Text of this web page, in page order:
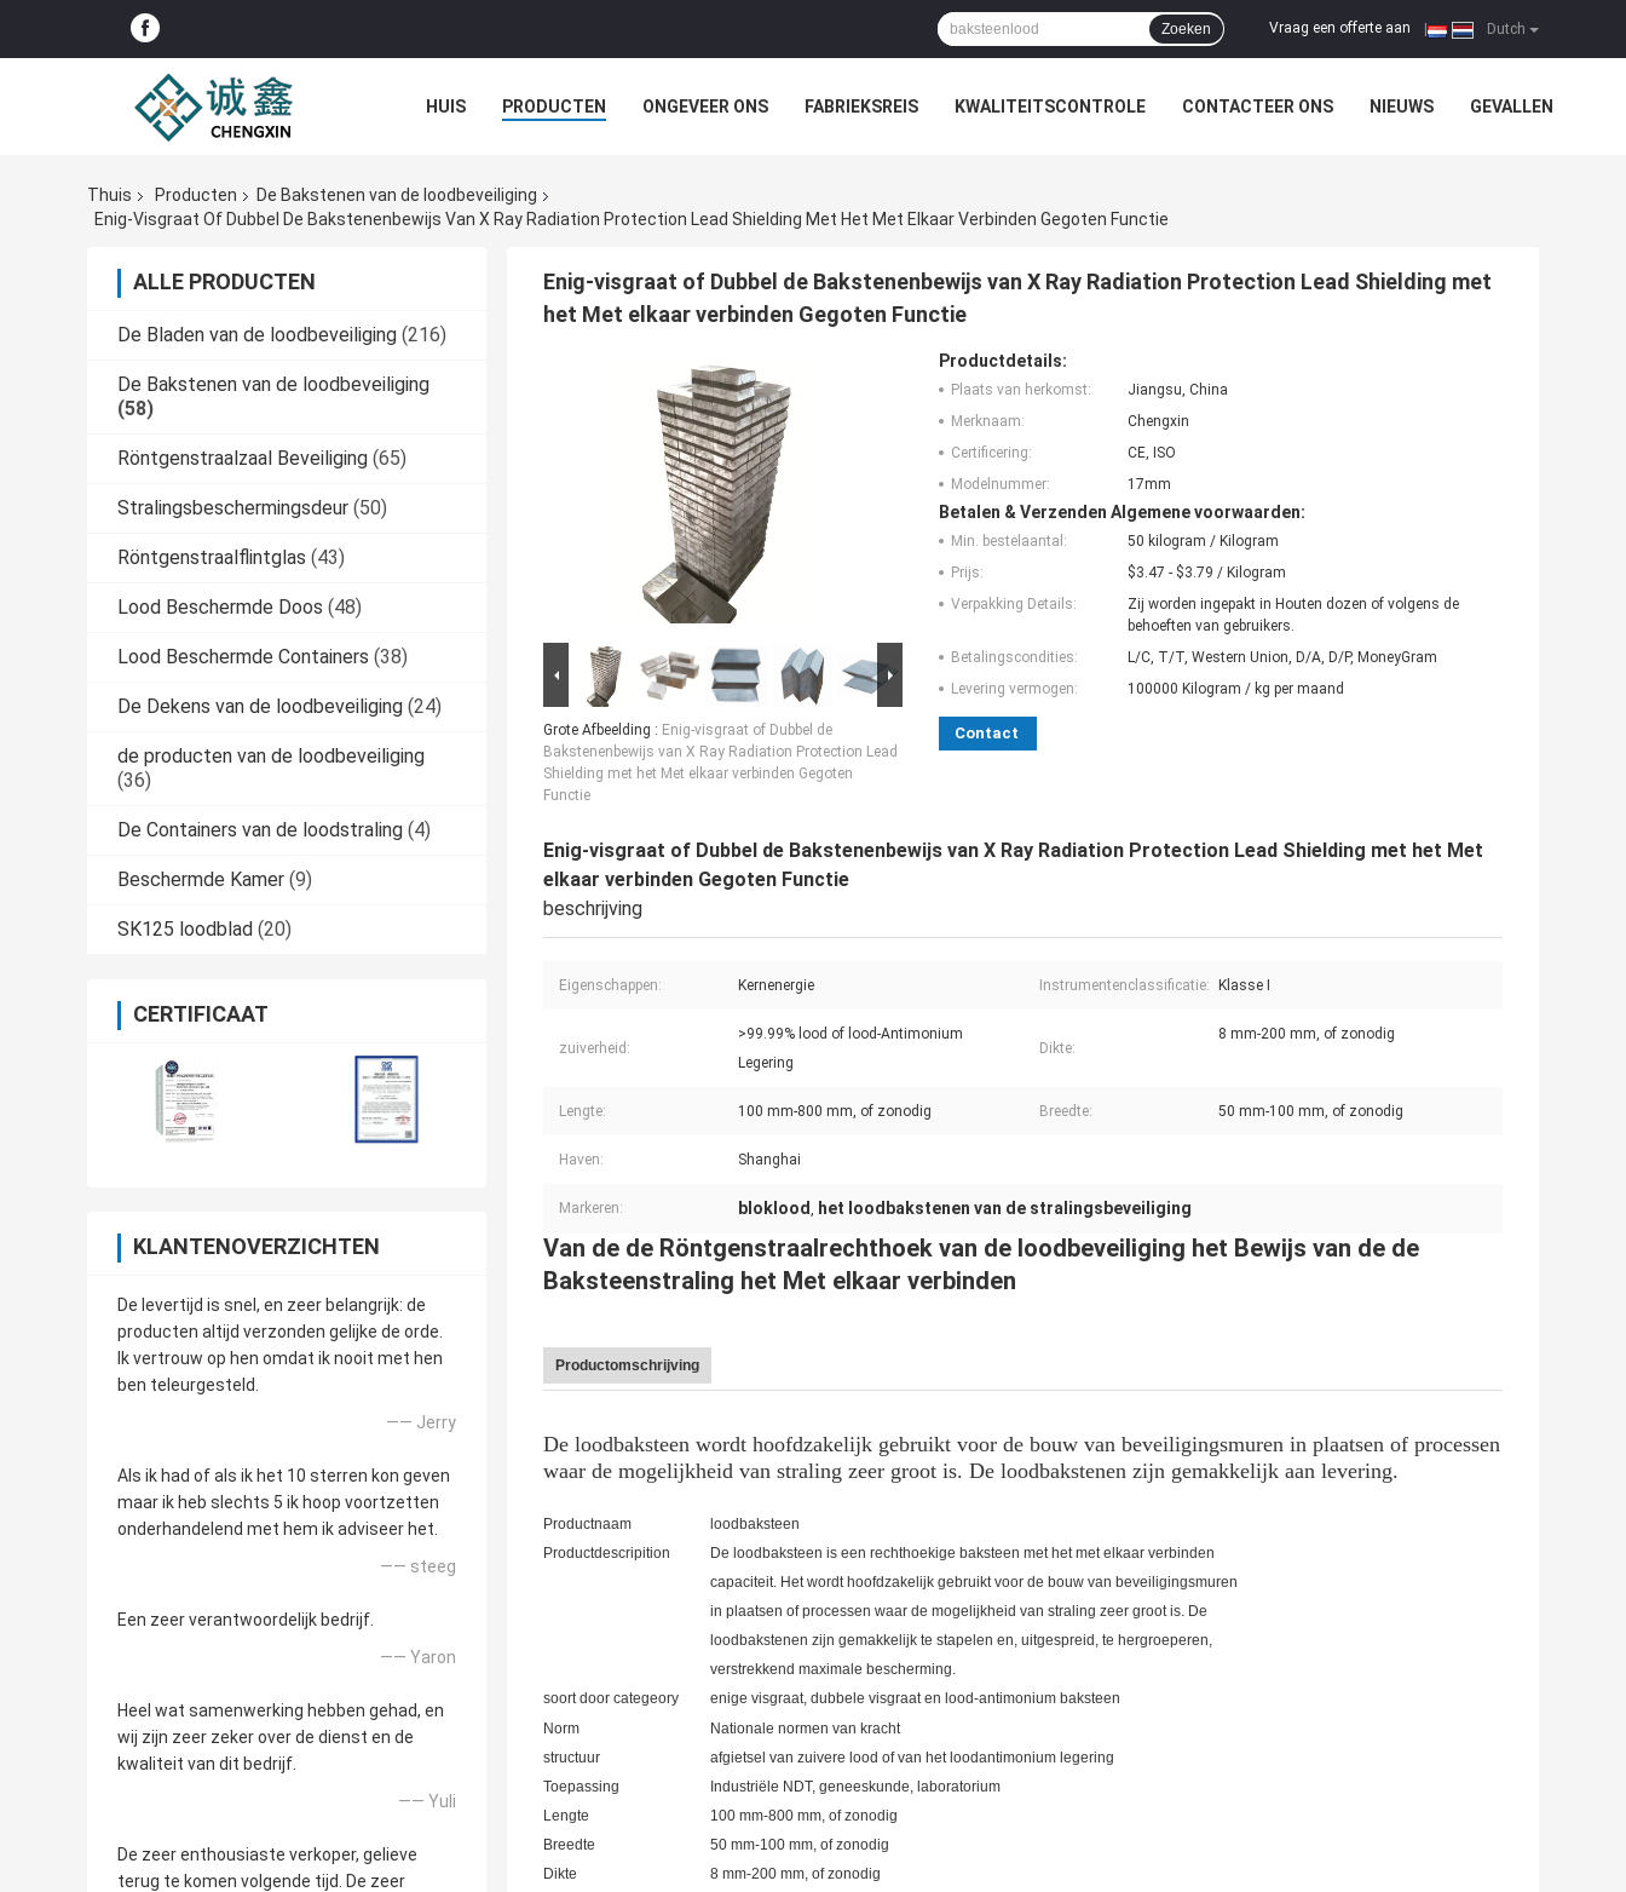
Dutch
Vraag een offerte aan
Zoeken
HUIS PRODUCTEN ONGEVEER ONS FABRIEKSREIS KWALITEITSCONTROLE CONTACTEER ONS NIEUWS GEVALLEN
Thuis Producten
De Bakstenen van de loodbeveiliging
Enig-Visgraat Of Dubbel De Bakstenenbewijs Van X Ray Radiation Protection Lead Shielding Met Het Met Elkaar Verbinden Gegoten Functie
ALLE PRODUCTEN
De Bladen van de loodbeveiliging (216)
De Bakstenen van de loodbeveiliging
(58)
Röntgenstraalzaal Beveiliging (65)
Stralingsbeschermingsdeur (50)
Röntgenstraalflintglas (43)
Lood Beschermde Doos (48)
Lood Beschermde Containers (38)
De Dekens van de loodbeveiliging (24)
de producten van de loodbeveiliging
(36)
De Containers van de loodstraling (4)
Beschermde Kamer (9)
SK125 loodblad (20)
CERTIFICAAT
KLANTENOVERZICHTEN
De levertijd is snel, en zeer belangrijk: de
producten altijd verzonden gelijke de orde.
Ik vertrouw op hen omdat ik nooit met hen
ben teleurgesteld.
—— Jerry
Als ik had of als ik het 10 sterren kon geven
maar ik heb slechts 5 ik hoop voortzetten
onderhandelend met hem ik adviseer het.
—— steeg
Een zeer verantwoordelijk bedrijf.
—— Yaron
Heel wat samenwerking hebben gehad, en
wij zijn zeer zeker over de dienst en de
kwaliteit van dit bedrijf.
—— Yuli
De zeer enthousiaste verkoper, gelieve
terug te komen volgende tijd. De zeer
Enig-visgraat of Dubbel de Bakstenenbewijs van X Ray Radiation Protection Lead Shielding met
het Met elkaar verbinden Gegoten Functie
Grote Afbeelding : Enig-visgraat of Dubbel de
Bakstenenbewijs van X Ray Radiation Protection Lead
Shielding met het Met elkaar verbinden Gegoten
Functie
Productdetails:
Plaats van herkomst:
Jiangsu, China
Merknaam:
Chengxin
Certificering:
CE, ISO
Modelnummer:
17mm
Betalen & Verzenden Algemene voorwaarden:
Min. bestelaantal:
50 kilogram / Kilogram
Prijs:
$3.47 - $3.79 / Kilogram
Verpakking Details:
Zij worden ingepakt in Houten dozen of volgens de
behoeften van gebruikers.
Betalingscondities:
L/C, T/T, Western Union, D/A, D/P, MoneyGram
Levering vermogen:
100000 Kilogram / kg per maand
Contact
Enig-visgraat of Dubbel de Bakstenenbewijs van X Ray Radiation Protection Lead Shielding met het Met
elkaar verbinden Gegoten Functie
beschrijving
Eigenschappen: Kernenergie Instrumentenclassificatie: Klasse I
zuiverheid:
>99.99% lood of lood-Antimonium
Legering
Dikte:
8 mm-200 mm, of zonodig
Lengte: 100 mm-800 mm, of zonodig Breedte: 50 mm-100 mm, of zonodig
Haven: Shanghai
Markeren: bloklood het loodbakstenen van de stralingsbeveiliging
Van de de Röntgenstraalrechthoek van de loodbeveiliging het Bewijs van de de
Baksteenstraling het Met elkaar verbinden
Productomschrijving
De loodbaksteen wordt hoofdzakelijk gebruikt voor de bouw van beveiligingsmuren in plaatsen of processen
waar de mogelijkheid van straling zeer groot is. De loodbakstenen zijn gemakkelijk aan levering.
Productnaam
loodbaksteen
Productdescripition
De loodbaksteen is een rechthoekige baksteen met het met elkaar verbinden
capaciteit. Het wordt hoofdzakelijk gebruikt voor de bouw van beveiligingsmuren
in plaatsen of processen waar de mogelijkheid van straling zeer groot is. De
loodbakstenen zijn gemakkelijk te stapelen en, uitgespreid, te hergroeperen,
verstrekkend maximale bescherming.
soort door categeory
enige visgraat, dubbele visgraat en lood-antimonium baksteen
Norm
Nationale normen van kracht
structuur
afgietsel van zuivere lood of van het loodantimonium legering
Toepassing
Industriële NDT, geneeskunde, laboratorium
Lengte
100 mm-800 mm, of zonodig
Breedte
50 mm-100 mm, of zonodig
Dikte
8 mm-200 mm, of zonodig